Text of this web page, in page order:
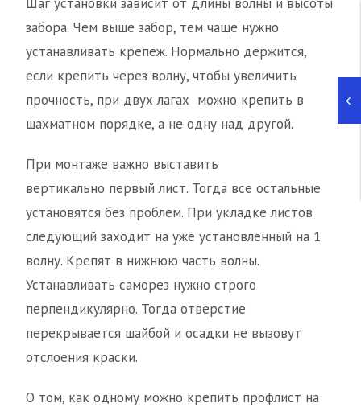
забора. Чем выше забор, тем чаще нужно
устанавливать крепеж. Нормально держится,
если крепить через волну, чтобы увеличить
прочность, при двух лагах можно крепить в
шахматном порядке, а не одну над другой.
При монтаже важно выставить
вертикально первый лист. Тогда все остальные
установятся без проблем. При укладке листов
следующий заходит на уже установленный на 1
волну. Крепят в нижнюю часть волны.
Устанавливать саморез нужно строго
перпендикулярно. Тогда отверстие
перекрывается шайбой и осадки не вызовут
отслоения краски.
О том, как одному можно крепить профлист на